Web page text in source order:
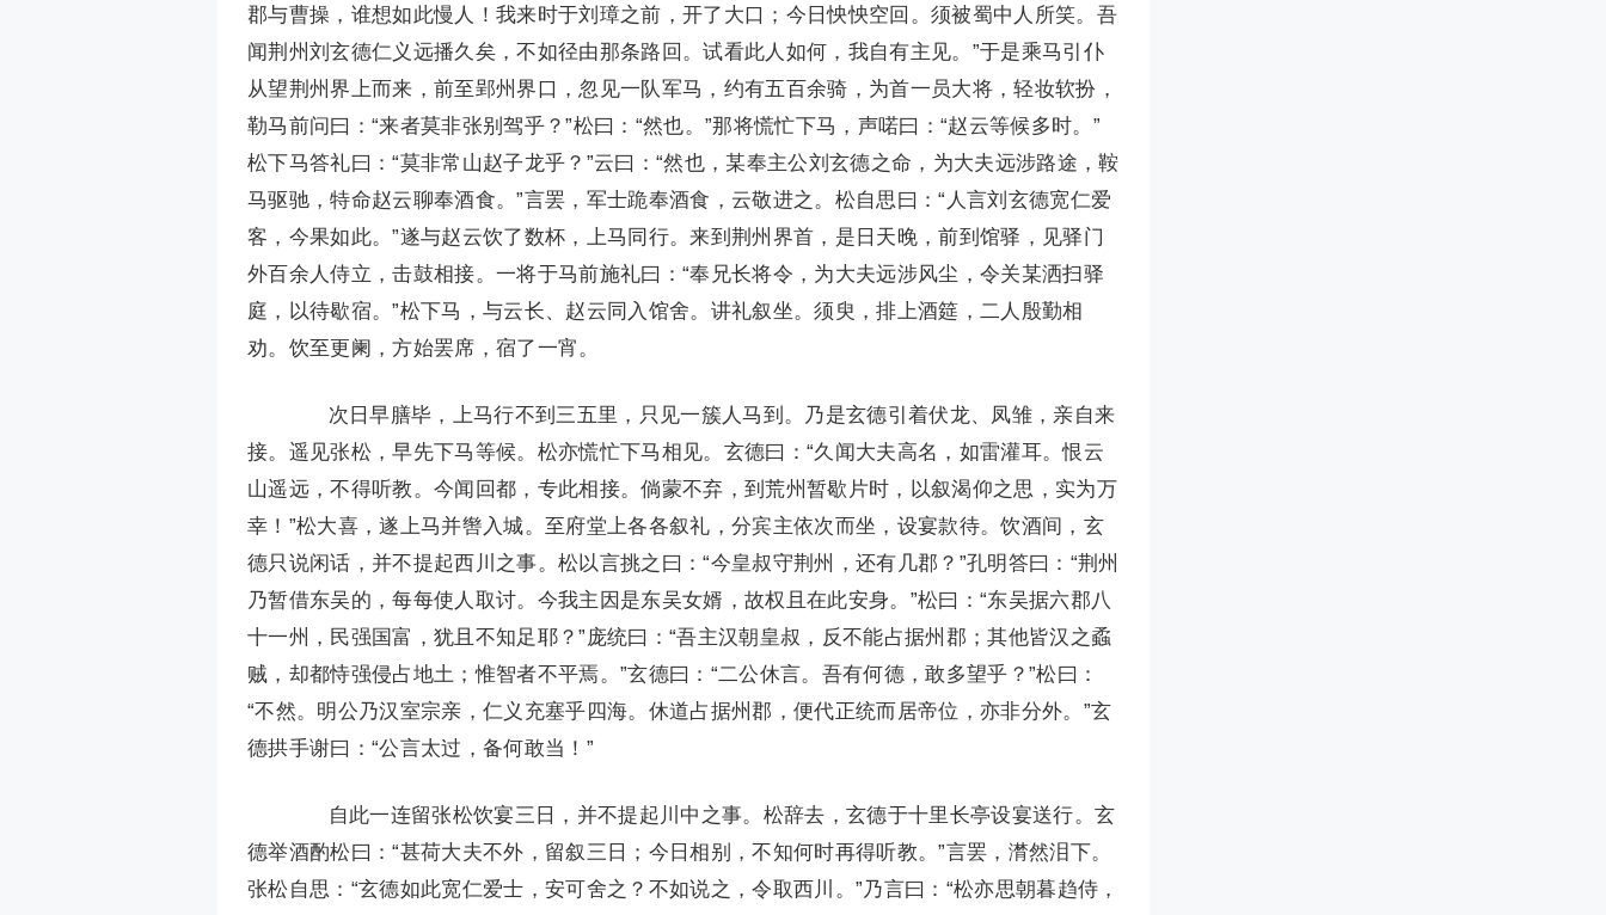
郡与曹操，谁想如此慢人！我来时于刘璋之前，开了大口；今日怏怏空回。须被蜀中人所笑。吾
闻荆州刘玄德仁义远播久矣，不如径由那条路回。试看此人如何，我自有主见。”于是乘马引仆
从望荆州界上而来，前至郢州界口，忽见一队军马，约有五百余骑，为首一员大将，轻妆软扮，
勒马前问曰：“来者莫非张别驾乎？”松曰：“然也。”那将慌忙下马，声喏曰：“赵云等候多时。”
松下马答礼曰：“莫非常山赵子龙乎？”云曰：“然也，某奉主公刘玄德之命，为大夫远涉路途，鞍
马驱驰，特命赵云聊奉酒食。”言罢，军士跪奉酒食，云敬进之。松自思曰：“人言刘玄德宽仁爱
客，今果如此。”遂与赵云饮了数杯，上马同行。来到荆州界首，是日天晚，前到馆驿，见驿门
外百余人侍立，击鼓相接。一将于马前施礼曰：“奉兄长将令，为大夫远涉风尘，令关某洒扫驿
庭，以待歇宿。”松下马，与云长、赵云同入馆舍。讲礼叙坐。须臾，排上酒筵，二人殷勤相
劝。饮至更阑，方始罢席，宿了一宵。
次日早膳毕，上马行不到三五里，只见一簇人马到。乃是玄德引着伏龙、凤雏，亲自来
接。遥见张松，早先下马等候。松亦慌忙下马相见。玄德曰：“久闻大夫高名，如雷灌耳。恨云
山遥远，不得听教。今闻回都，专此相接。倘蒙不弃，到荒州暂歇片时，以叙渴仰之思，实为万
幸！”松大喜，遂上马并辔入城。至府堂上各各叙礼，分宾主依次而坐，设宴款待。饮酒间，玄
德只说闲话，并不提起西川之事。松以言挑之曰：“今皇叔守荆州，还有几郡？”孔明答曰：“荆州
乃暂借东吴的，每每使人取讨。今我主因是东吴女婿，故权且在此安身。”松曰：“东吴据六郡八
十一州，民强国富，犹且不知足耶？”庞统曰：“吾主汉朝皇叔，反不能占据州郡；其他皆汉之蟊
贼，却都恃强侵占地土；惟智者不平焉。”玄德曰：“二公休言。吾有何德，敢多望乎？”松曰：
“不然。明公乃汉室宗亲，仁义充塞乎四海。休道占据州郡，便代正统而居帝位，亦非分外。”玄
德拱手谢曰：“公言太过，备何敢当！”
自此一连留张松饮宴三日，并不提起川中之事。松辞去，玄德于十里长亭设宴送行。玄
德举酒酌松曰：“甚荷大夫不外，留叙三日；今日相别，不知何时再得听教。”言罢，潸然泪下。
张松自思：“玄德如此宽仁爱士，安可舍之？不如说之，令取西川。”乃言曰：“松亦思朝暮趋侍，